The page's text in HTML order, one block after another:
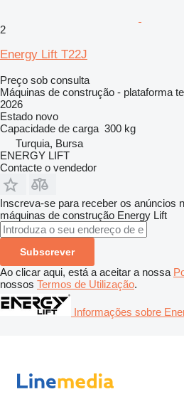
2
Energy Lift T22J
Preço sob consulta
Máquinas de construção - plataforma
2026
Estado novo
Capacidade de carga 300 kg
Turquia, Bursa
ENERGY LIFT
Contacte o vendedor
Inscreva-se para receber os anúncios
máquinas de construção Energy Lift
Subscrever
Ao clicar aqui, está a aceitar a nossa
nossos Termos de Utilização.
Informações sobre